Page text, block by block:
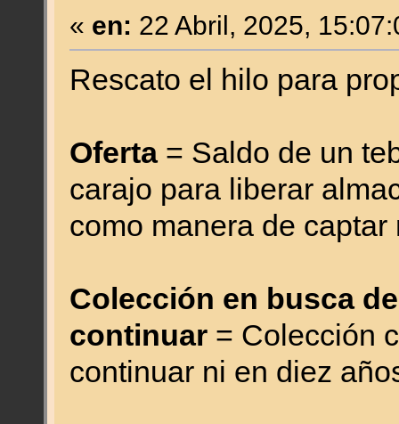
« en: 22 Abril, 2025,
Rescato el hilo para
Oferta= Saldo de un
carajo para liberar
como manera de
Colección en busca
continuar= Colección
continuar ni en diez